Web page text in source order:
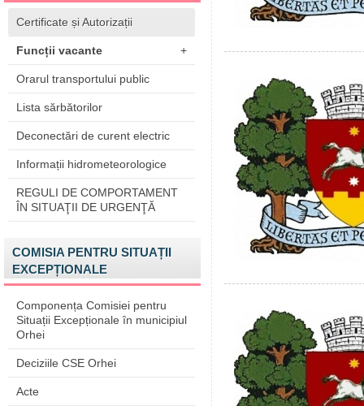
Certificate și Autorizații
Funcții vacante +
Orarul transportului public
Lista sărbătorilor
Deconectări de curent electric
Informații hidrometeorologice
REGULI DE COMPORTAMENT
ÎN SITUAŢII DE URGENŢĂ
COMISIA PENTRU SITUAȚII
EXCEPȚIONALE
Componența Comisiei pentru
Situații Excepționale în municipiul
Orhei
Deciziile CSE Orhei
Acte